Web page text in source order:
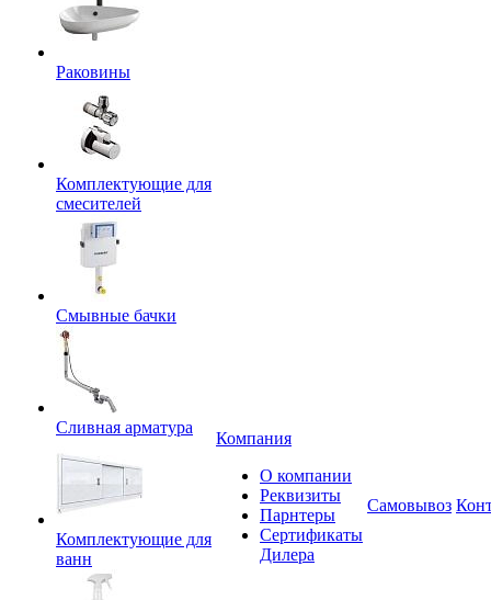
Раковины
Комплектующие для
смесителей
Смывные бачки
Сливная арматура
Комплектующие для
ванн
Компания
О компании
Реквизиты
Парнтеры
Сертификаты
Дилера
Самовывоз